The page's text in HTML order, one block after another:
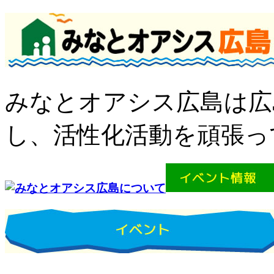
みなとオアシス広島は
し、活性化活動を頑張